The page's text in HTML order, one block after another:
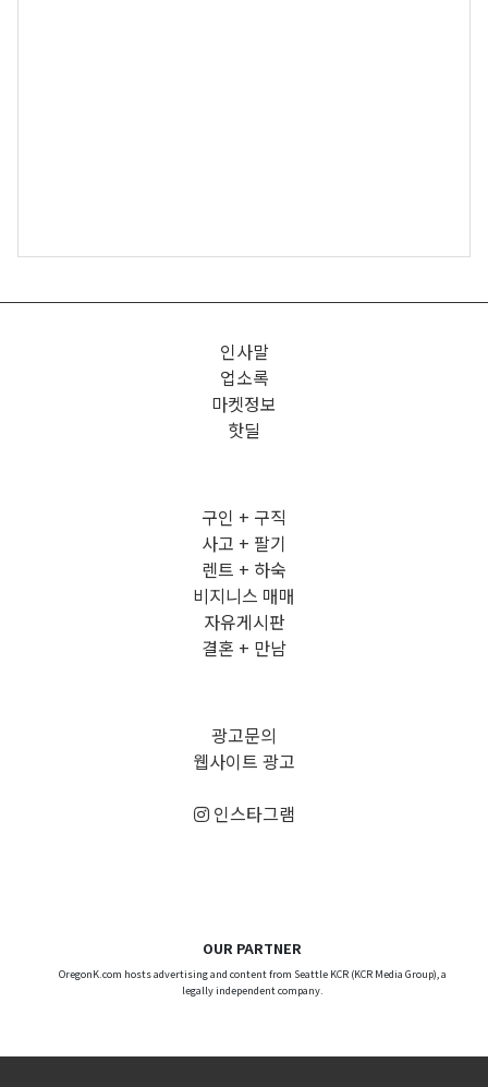
인사말
업소록
마켓정보
핫딜
구인 + 구직
사고 + 팔기
렌트 + 하숙
비지니스 매매
자유게시판
결혼 + 만남
광고문의
웹사이트 광고
인스타그램
OUR PARTNER
OregonK.com hosts advertising and content from Seattle KCR (KCR Media Group), a
legally independent company.